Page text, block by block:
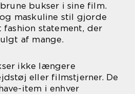
bukser i sine film.
maskuline stil gjorde
statement, der
af mange.
ikke længere
eller filmstjerner. De
item i enhver